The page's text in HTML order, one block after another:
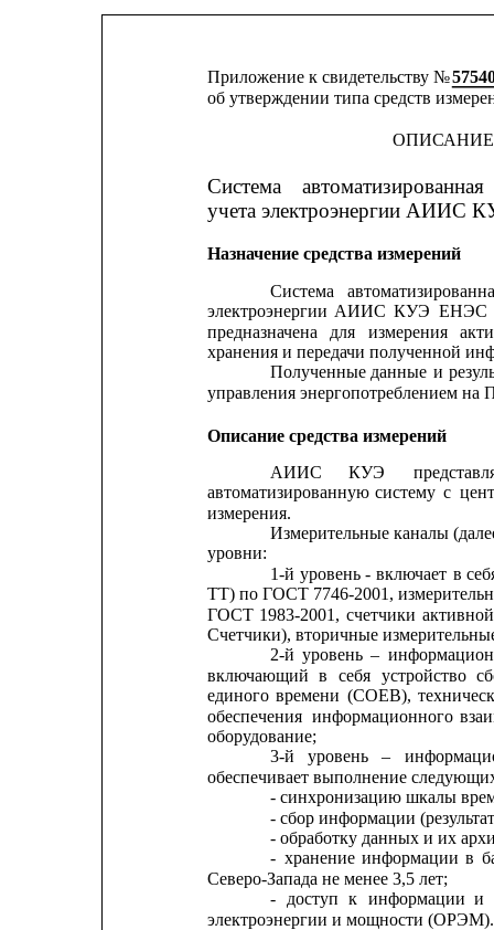
Приложение к свидетельству №
об утверждении типа средств
ОПИСАНИЕ
Система
автоматизированная
учета электроэнергии АИИС
Назначение средства измерений
Система
электроэнергии АИИС КУЭ ЕНЭС
предназначена
для измерения
хранения и передачи полученной
Полученные данные и
управления энергопотреблением
Описание средства измерений
АИИС
КУЭ
автоматизированную систему с
измерения.
Измерительные каналы
уровни:
1-й уровень - включает в
ТТ) по ГОСТ 7746-2001,
ГОСТ 1983-2001, счетчики активной
Счетчики), вторичные
2-й уровень –
включающий в себя устройство
единого времени (СОЕВ),
обеспечения информационного
оборудование;
3-й
уровень –
обеспечивает выполнение
- синхронизацию шкалы
- сбор информации
- обработку данных и их
- хранение информации в
Северо-Запада не менее 3,5 лет;
-
доступ к информации и
электроэнергии и мощности (ОРЭМ).